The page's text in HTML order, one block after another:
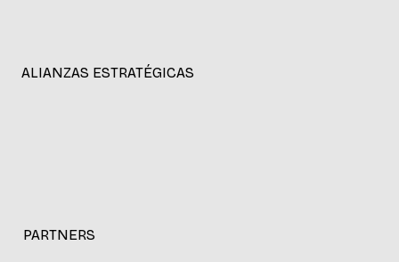
ALIANZAS ESTRATÉGICAS
PARTNERS